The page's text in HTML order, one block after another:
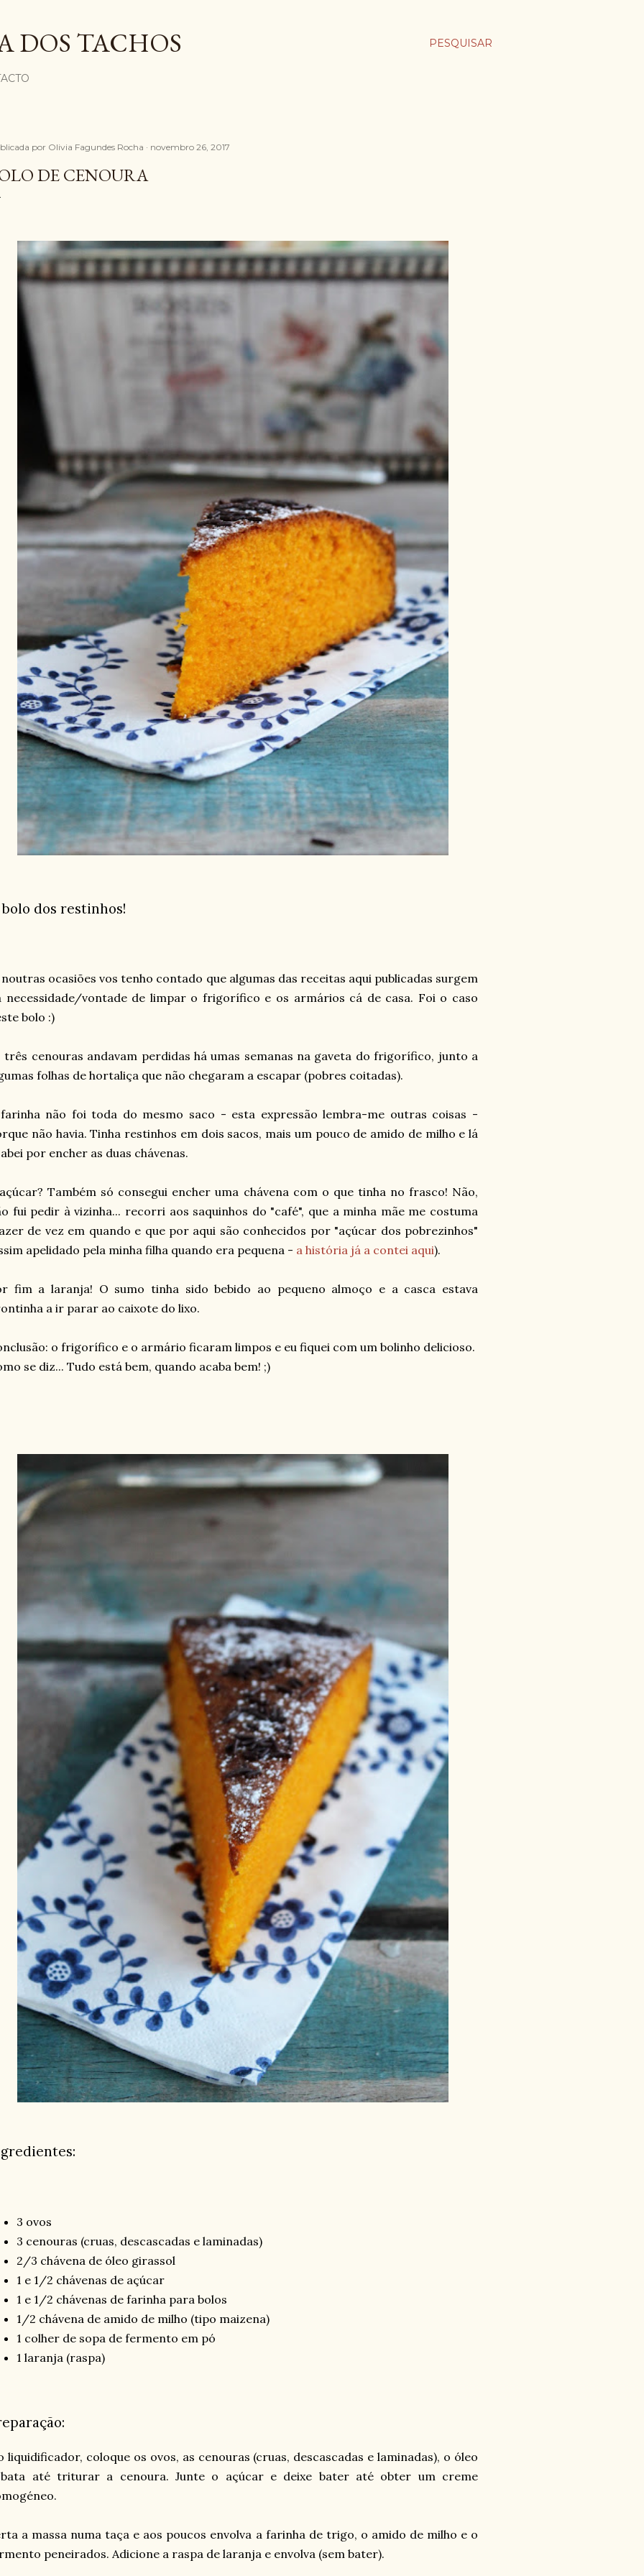
PESQUISAR
DOS TACHOS
por Olivia Fagundes Rocha novembro 26, 2017
DE CENOURA
bolo dos restinhos!
noutras ocasiões vos tenho contado que algumas das receitas aqui publicadas surgem
necessidade/vontade de limpar o frigorífico e os armários cá de casa. Foi o caso
bolo :)
três cenouras andavam perdidas há umas semanas na gaveta do frigorífico, junto a
folhas de hortaliça que não chegaram a escapar (pobres coitadas).
não foi toda do mesmo saco - esta expressão lembra-me outras coisas -
não havia. Tinha restinhos em dois sacos, mais um pouco de amido de milho e lá
por encher as duas chávenas.
Também só consegui encher uma chávena com o que tinha no frasco! Não,
fui pedir à vizinha... recorri aos saquinhos do "café", que a minha mãe me costuma
de vez em quando e que por aqui são conhecidos por "açúcar dos pobrezinhos"
apelidado pela minha filha quando era pequena - a história já a contei aqui).
fim a laranja! O sumo tinha sido bebido ao pequeno almoço e a casca estava
a ir parar ao caixote do lixo.
o frigorífico e o armário ficaram limpos e eu fiquei com um bolinho delicioso.
se diz... Tudo está bem, quando acaba bem! ;)
3 ovos
3 cenouras (cruas, descascadas e laminadas)
2/3 chávena de óleo girassol
1 e 1/2 chávenas de açúcar
1 e 1/2 chávenas de farinha para bolos
1/2 chávena de amido de milho (tipo maizena)
1 colher de sopa de fermento em pó
1 laranja (raspa)
liquidificador, coloque os ovos, as cenouras (cruas, descascadas e laminadas), o óleo
até triturar a cenoura. Junte o açúcar e deixe bater até obter um creme
a massa numa taça e aos poucos envolva a farinha de trigo, o amido de milho e o
peneirados. Adicione a raspa de laranja e envolva (sem bater).